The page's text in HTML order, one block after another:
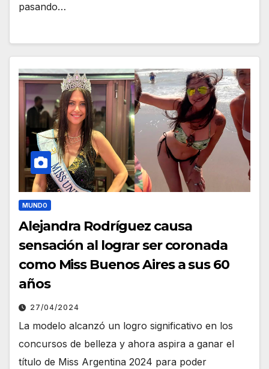
pasando…
MUNDO
Alejandra Rodríguez causa
sensación al lograr ser coronada
como Miss Buenos Aires a sus 60
años
27/04/2024
La modelo alcanzó un logro significativo en los
concursos de belleza y ahora aspira a ganar el
título de Miss Argentina 2024 para poder